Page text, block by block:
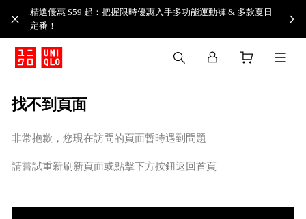
精選優惠 $59 起：把握限時優惠入手多功能運動褲 & 多款夏日
定番！​
找不到頁面
非常抱歉，您現在訪問的頁面暫時遇到問題
請嘗試重新刷新頁面或點擊下方按鈕返回首頁